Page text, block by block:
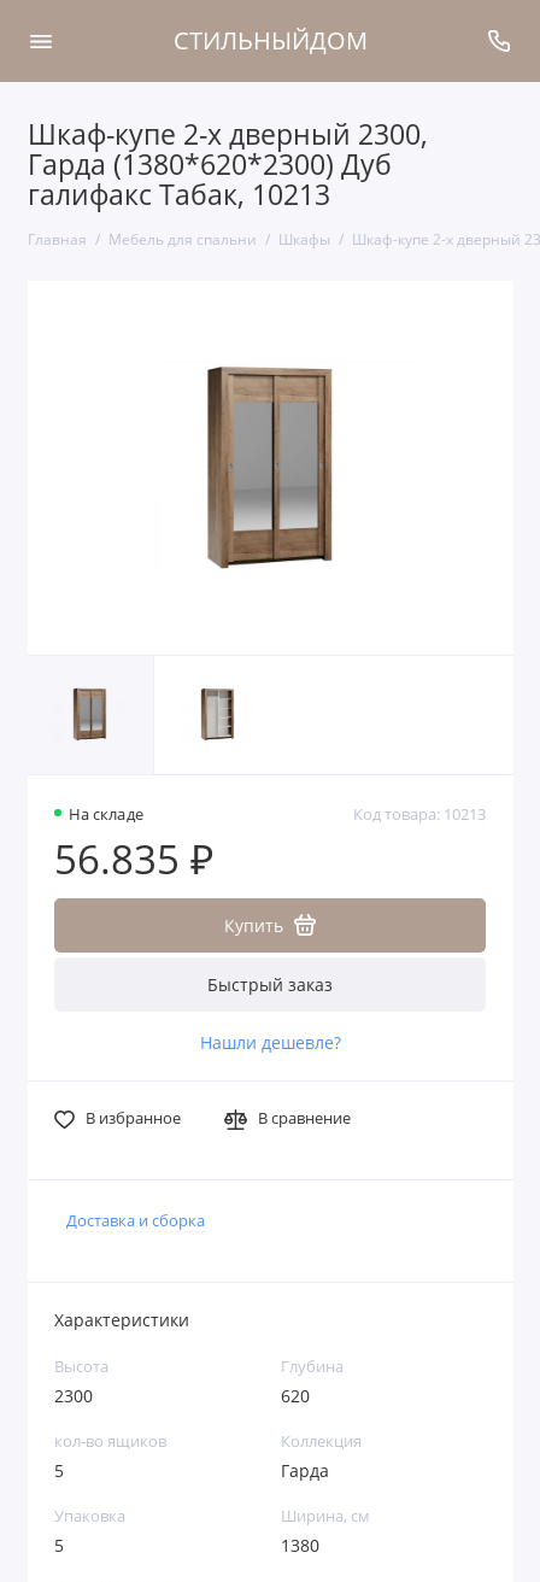
СТИЛЬНЫЙДОМ
Шкаф-купе 2-х дверный 2300,
Гарда (1380*620*2300) Дуб
галифакс Табак, 10213
Главная Мебель для спальни Шкафы Шкаф-купе 2-х дверный
На складе Код товара: 10213
56.835 ₽
Купить
Быстрый заказ
Нашли дешевле?
В избранное В сравнение
Доставка и сборка
Характеристики
Высота
2300
Глубина
620
кол-во ящиков
5
Коллекция
Гарда
Упаковка
5
Ширина, см
1380